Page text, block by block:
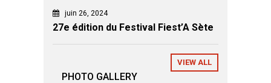
juin 26, 2024
27e édition du Festival Fiest’A Sète
VIEW ALL
PHOTO GALLERY